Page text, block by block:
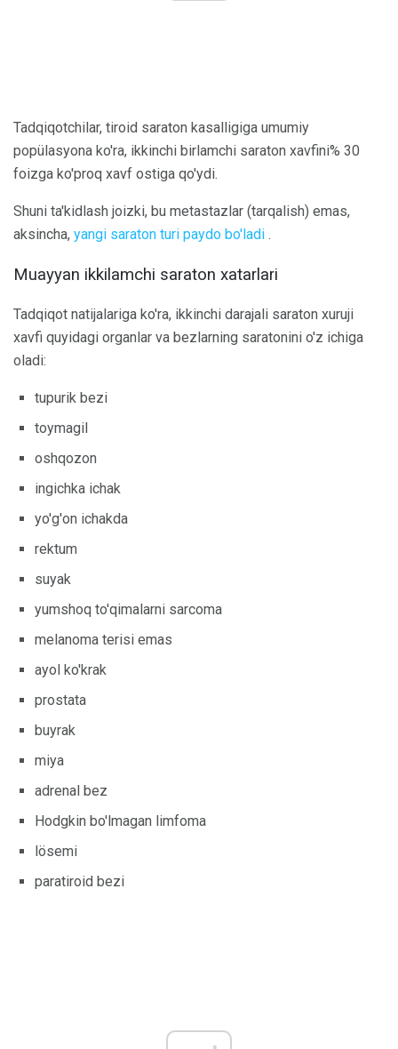
Tadqiqotchilar, tiroid saraton kasalligiga umumiy
popülasyona ko'ra, ikkinchi birlamchi saraton xavfini% 30
foizga ko'proq xavf ostiga qo'ydi.
Shuni ta'kidlash joizki, bu metastazlar (tarqalish) emas,
aksincha, yangi saraton turi paydo bo'ladi .
Muayyan ikkilamchi saraton xatarlari
Tadqiqot natijalariga ko'ra, ikkinchi darajali saraton xuruji
xavfi quyidagi organlar va bezlarning saratonini o'z ichiga
oladi:
tupurik bezi
toymagil
oshqozon
ingichka ichak
yo'g'on ichakda
rektum
suyak
yumshoq to'qimalarni sarcoma
melanoma terisi emas
ayol ko'krak
prostata
buyrak
miya
adrenal bez
Hodgkin bo'lmagan limfoma
lösemi
paratiroid bezi